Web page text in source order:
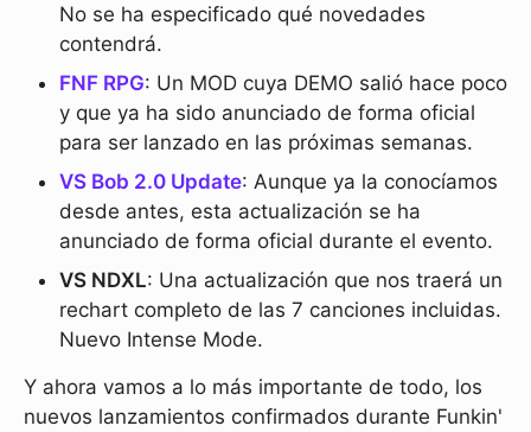
No se ha especificado qué novedades
contendrá.
FNF RPG: Un MOD cuya DEMO salió hace poco
y que ya ha sido anunciado de forma oficial
para ser lanzado en las próximas semanas.
VS Bob 2.0 Update: Aunque ya la conocíamos
desde antes, esta actualización se ha
anunciado de forma oficial durante el evento.
VS NDXL: Una actualización que nos traerá un
rechart completo de las 7 canciones incluidas.
Nuevo Intense Mode.
Y ahora vamos a lo más importante de todo, los
nuevos lanzamientos confirmados durante Funkin'